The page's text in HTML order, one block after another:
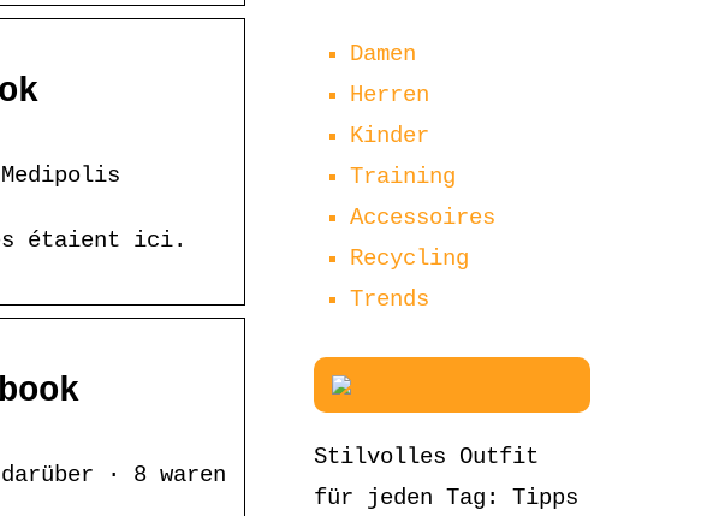
étaient ici.
· 8 waren
Damen
Herren
Kinder
Training
Accessoires
Recycling
Trends
Stilvolles Outfit
für jeden Tag: Tipps